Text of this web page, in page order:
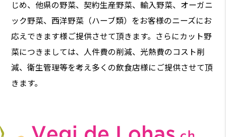
じめ、他県の野菜、契約生産野菜、輸入野菜、オーガニ
ック野菜、西洋野菜（ハーブ類）をお客様のニーズにお
応えできます様ご提供させて頂きます。さらにカット野
菜につきましては、人件費の削減、光熱費のコスト削
減、衛生管理等を考え多くの飲食店様にご提供させて頂
きます。